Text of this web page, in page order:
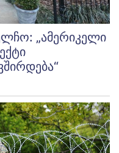
„ამერიკელი